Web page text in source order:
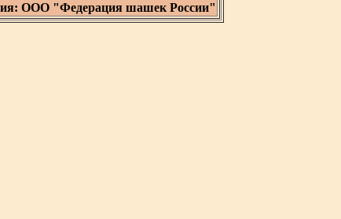
ООО "Федерация шашек России"